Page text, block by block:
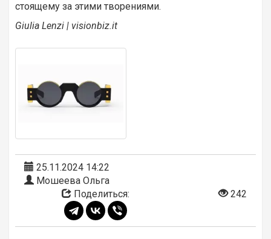
стоящему за этими творениями.
Giulia Lenzi | visionbiz.it
25.11.2024 14:22
Мошеева Ольга
Поделиться:
242